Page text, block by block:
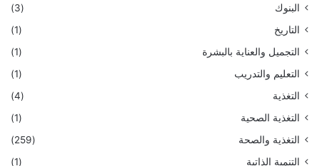
البنوك
(3)
التاريخ
(1)
التجميل والعناية بالبشرة
(1)
التعليم والتدريب
(1)
التغذية
(4)
التغذية الصحية
(1)
التغذية والصحة
(259)
التنمية الذاتية
(1)